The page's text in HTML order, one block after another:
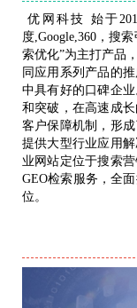
优网科技 始于
度,Google,360，搜
索优化”为主打产品
同应用系列产品的
中具有好的口碑企
和突破，在高速成
客户保障机制，形
提供大型行业应用
业网站定位于搜索
GEO检索服务，全
位。